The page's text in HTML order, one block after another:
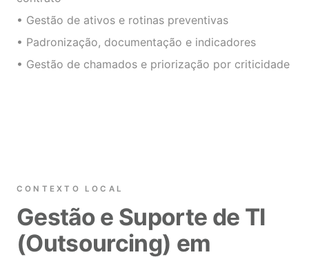
• Gestão de ativos e rotinas preventivas
• Padronização, documentação e indicadores
• Gestão de chamados e priorização por criticidade
CONTEXTO LOCAL
Gestão e Suporte de TI
(Outsourcing) em